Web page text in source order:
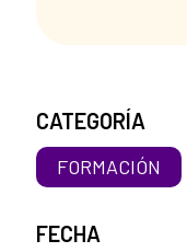
CATEGORÍA
FORMACIÓN
FECHA